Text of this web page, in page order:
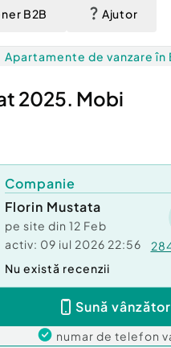
B2B Ajutor
Apartamente de vanzare în
2025. Mobi
Companie
Florin Mustata
pe site din 12 Feb
activ: 09 iul 2026 22:56
Nu există recenzii
Sună
numar de telefon